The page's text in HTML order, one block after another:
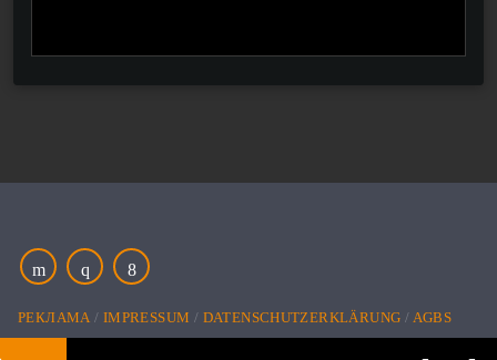
РЕКЛАМА IMPRESSUM DATENSCHUTZERKLÄRUNG AGBS